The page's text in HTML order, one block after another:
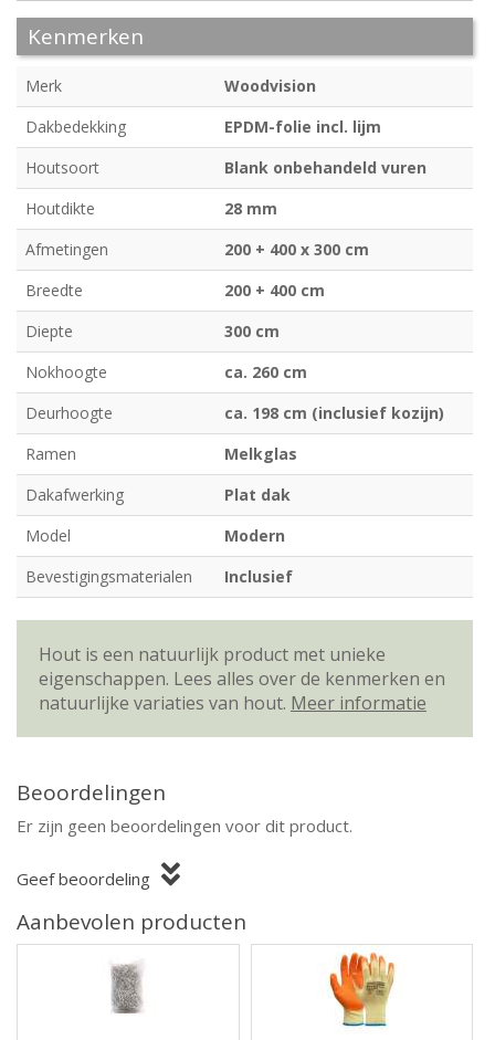
Kenmerken
Merk
Woodvision
Dakbedekking
EPDM-folie incl. lijm
Houtsoort
Blank onbehandeld vuren
Houtdikte
28 mm
Afmetingen
200 + 400 x 300 cm
Breedte
200 + 400 cm
Diepte
300 cm
Nokhoogte
ca. 260 cm
Deurhoogte
ca. 198 cm (inclusief kozijn)
Ramen
Melkglas
Dakafwerking
Plat dak
Model
Modern
Bevestigingsmaterialen
Inclusief
Hout is een natuurlijk product met unieke
eigenschappen. Lees alles over de kenmerken en
natuurlijke variaties van hout. Meer informatie
Beoordelingen
Er zijn geen beoordelingen voor dit product.
Geef beoordeling
Aanbevolen producten